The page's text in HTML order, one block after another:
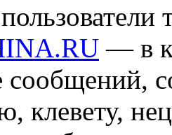
— в
сообщений,
клевету,